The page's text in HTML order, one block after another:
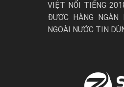
Là địa chỉ hiện
Là nơi đảm bảo tạo
Với hệ thống cửa
VIỆT NỔI TIẾNG
ĐƯỢC HÀNG NGÀN
NGOÀI NƯỚC TIN